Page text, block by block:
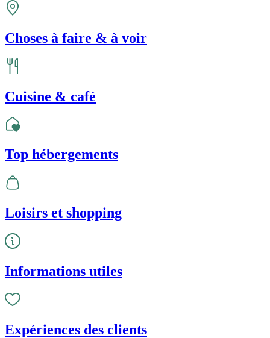
Choses à faire & à voir
Cuisine & café
Top hébergements
Loisirs et shopping
Informations utiles
Expériences des clients